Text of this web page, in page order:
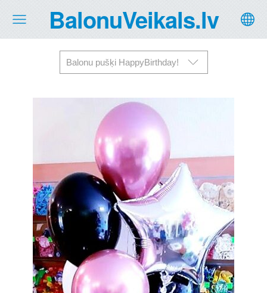
BalonuVeikals.lv
Balonu pušķi HappyBirthday!